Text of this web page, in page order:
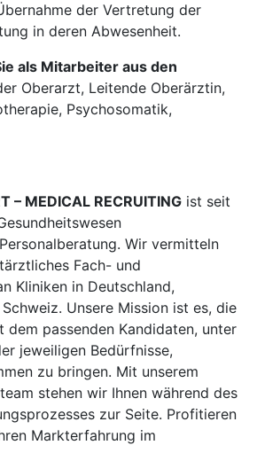
der Vertretung der
in deren Abwesenheit.
als Mitarbeiter aus den
Oberarzt, Leitende Oberärztin,
Psychosomatik,
– MEDICAL RECRUITING ist seit
Wir vermitteln
Fach- und
Kliniken in Deutschland,
Unsere Mission ist es, die
dem passenden Kandidaten, unter
jeweiligen Bedürfnisse,
zu bringen. Mit unserem
stehen wir Ihnen während des
zur Seite. Profitieren
Markterfahrung im